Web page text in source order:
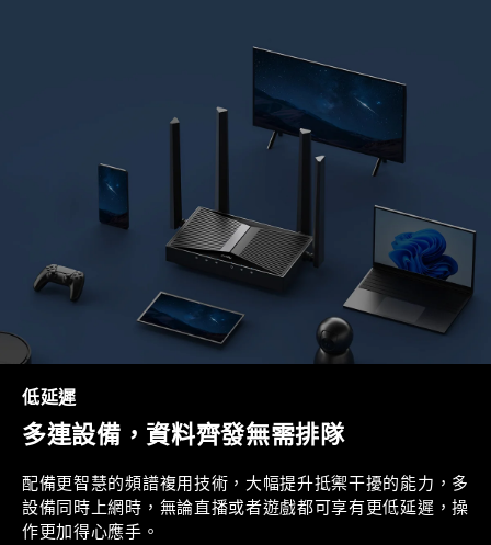
低延遲
多連設備，資料齊發無需排隊
配備更智慧的頻譜複用技術，大幅提升抵禦干擾的能力，多
設備同時上網時，無論直播或者遊戲都可享有更低延遲，操
作更加得心應手。